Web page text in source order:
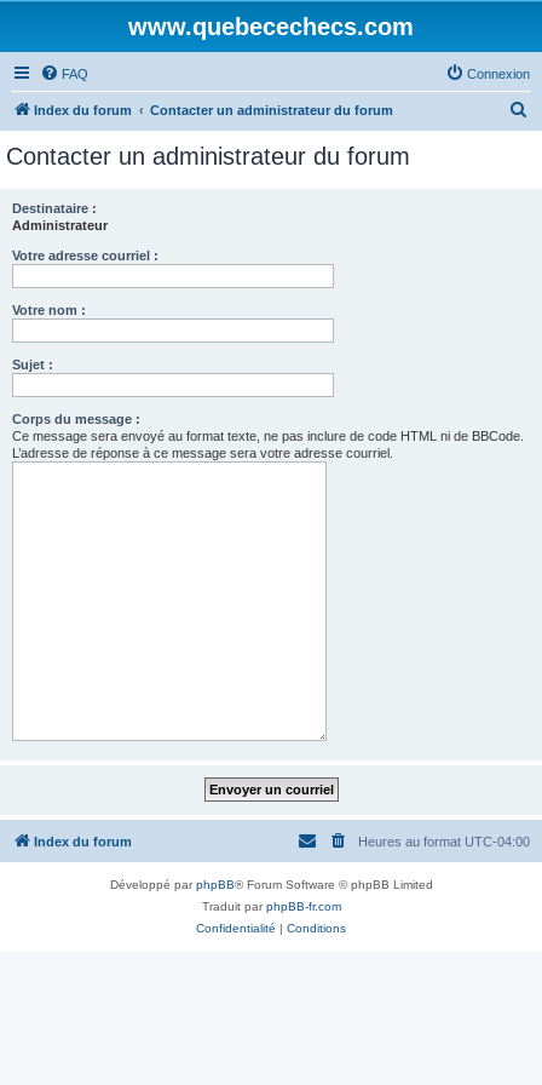
www.quebecechecs.com
FAQ Connexion
Index du forum Contacter un administrateur du forum
Contacter un administrateur du forum
Destinataire :
Administrateur
Votre adresse courriel :
Votre nom :
Sujet :
Corps du message :
Ce message sera envoyé au format texte, ne pas inclure de code HTML ni de BBCode.
L’adresse de réponse à ce message sera votre adresse courriel.
Index du forum Heures au format UTC-04:00
Développé parphpBB® Forum Software © phpBB Limited
Traduit parphpBB-fr.com
Confidentialité | Conditions